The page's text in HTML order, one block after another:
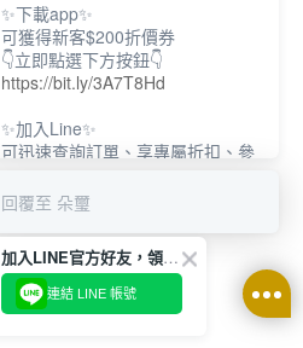
✨下載app✨
可獲得新客$200折價券
👇立即點選下方按鈕👇
https://bit.ly/3A7T8Hd
✨加入Line✨
可迅速查詢訂單、享專屬折扣、參
👇立即點選下方按鈕👇
✨追蹤IG✨
👇立即點選下方按鈕👇
https://bit.ly/3w8zJm1
回覆至 朵璽
加入LINE官方好友，領取$200折價券
連結 LINE 帳號